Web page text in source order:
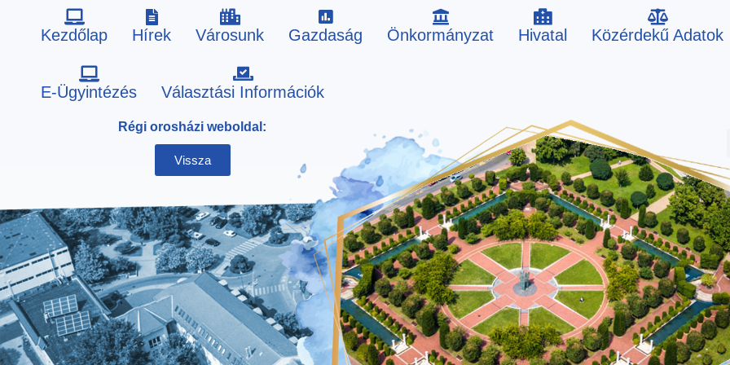
Kezdőlap Hírek Városunk Gazdaság Önkormányzat Hivatal Közérdekű Adatok
E-Ügyintézés Választási Információk
Régi orosházi weboldal:
Vissza